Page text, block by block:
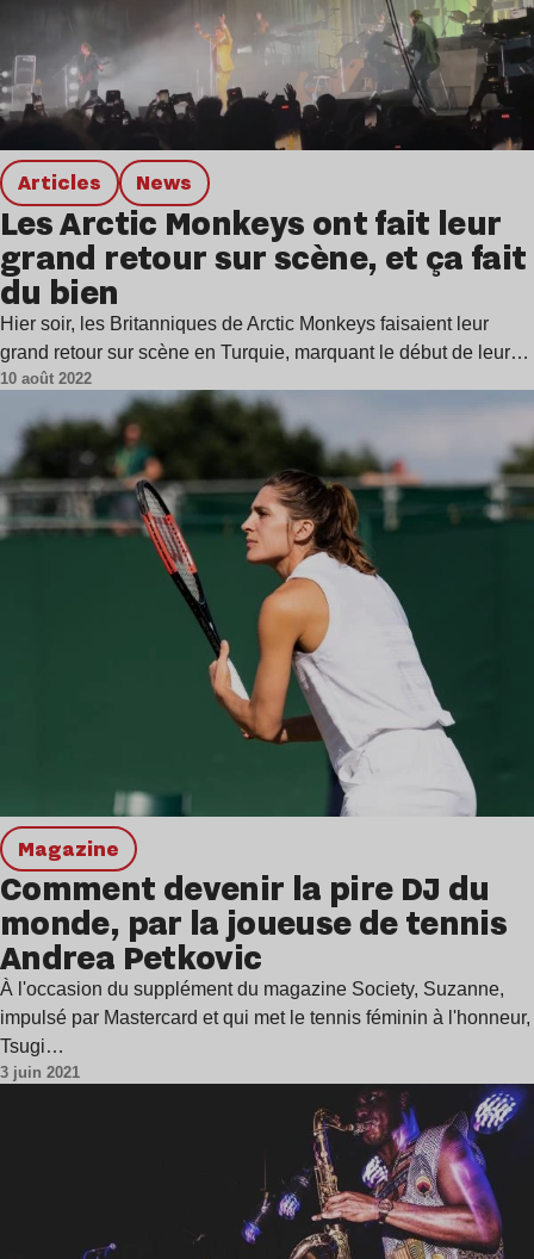
Articles news
Les Arctic Monkeys ont fait leur
grand retour sur scène, et ça fait
du bien
Hier soir, les Britanniques de Arctic Monkeys faisaient leur
grand retour sur scène en Turquie, marquant le début de leur…
10 août 2022
magazine
Comment devenir la pire DJ du
monde, par la joueuse de tennis
Andrea Petkovic
À l'occasion du supplément du magazine Society, Suzanne,
impulsé par Mastercard et qui met le tennis féminin à l'honneur,
Tsugi…
3 juin 2021